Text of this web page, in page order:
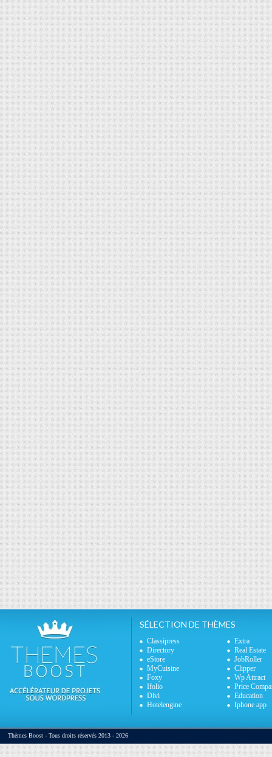
SÉLECTION DE THÈMES
Classipress
Extra
Directory
Real Estate
eStore
JobRoller
MyCuisine
Clipper
Foxy
Wp Attract
Ifolio
Price
Divi
Education
Hotelengine
Iphone app
Thèmes Boost - Tous droits réservés 2013 - 2026